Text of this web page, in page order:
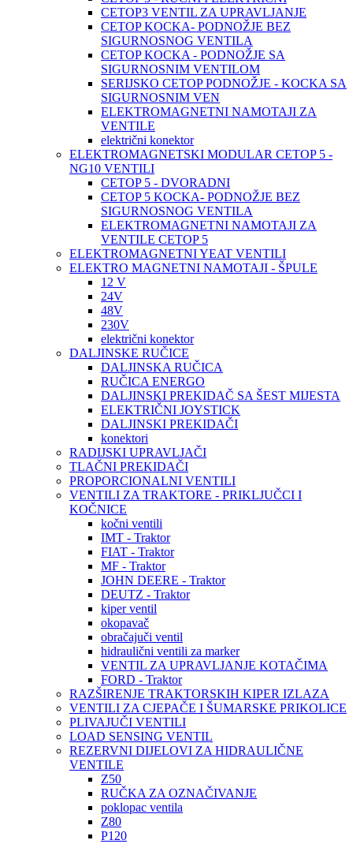
CETOP3 VENTIL ZA UPRAVLJANJE
CETOP KOCKA- PODNOŽJE BEZ
SIGURNOSNOG VENTILA
CETOP KOCKA - PODNOŽJE SA
SIGURNOSNIM VENTILOM
SERIJSKO CETOP PODNOŽJE - KOCKA SA
SIGURNOSNIM VEN
ELEKTROMAGNETNI NAMOTAJI ZA
VENTILE
električni konektor
ELEKTROMAGNETSKI MODULAR CETOP 5 -
NG10 VENTILI
CETOP 5 - DVORADNI
CETOP 5 KOCKA- PODNOŽJE BEZ
SIGURNOSNOG VENTILA
ELEKTROMAGNETNI NAMOTAJI ZA
VENTILE CETOP 5
ELEKTROMAGNETNI YEAT VENTILI
ELEKTRO MAGNETNI NAMOTAJI - ŠPULE
12 V
24V
48V
230V
električni konektor
DALJINSKE RUČICE
DALJINSKA RUČICA
RUČICA ENERGO
DALJINSKI PREKIDAČ SA ŠEST MIJESTA
ELEKTRIČNI JOYSTICK
DALJINSKI PREKIDAČI
konektori
RADIJSKI UPRAVLJAČI
TLAČNI PREKIDAČI
PROPORCIONALNI VENTILI
VENTILI ZA TRAKTORE - PRIKLJUČCI I
KOČNICE
kočni ventili
IMT - Traktor
FIAT - Traktor
MF - Traktor
JOHN DEERE - Traktor
DEUTZ - Traktor
kiper ventil
okopavač
obračajuči ventil
hidraulični ventili za marker
VENTIL ZA UPRAVLJANJE KOTAČIMA
FORD - Traktor
RAZŠIRENJE TRAKTORSKIH KIPER IZLAZA
VENTILI ZA CJEPAČE I ŠUMARSKE PRIKOLICE
PLIVAJUČI VENTILI
LOAD SENSING VENTIL
REZERVNI DIJELOVI ZA HIDRAULIČNE
VENTILE
Z50
RUČKA ZA OZNAČIVANJE
poklopac ventila
Z80
P120